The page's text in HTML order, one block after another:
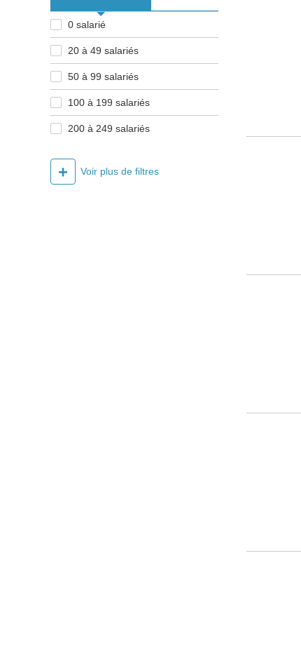
0 salarié
20 à 49 salariés
50 à 99 salariés
100 à 199 salariés
200 à 249 salariés
+ Voir plus de filtres